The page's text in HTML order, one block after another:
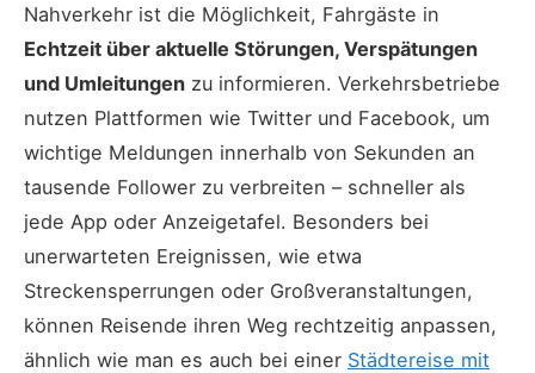
Nahverkehr ist die Möglichkeit, Fahrgäste in
Echtzeit über aktuelle Störungen, Verspätungen
und Umleitungen zu informieren. Verkehrsbetriebe
nutzen Plattformen wie Twitter und Facebook, um
wichtige Meldungen innerhalb von Sekunden an
tausende Follower zu verbreiten – schneller als
jede App oder Anzeigetafel. Besonders bei
unerwarteten Ereignissen, wie etwa
Streckensperrungen oder Großveranstaltungen,
können Reisende ihren Weg rechtzeitig anpassen,
ähnlich wie man es auch bei einer Städtereise mit